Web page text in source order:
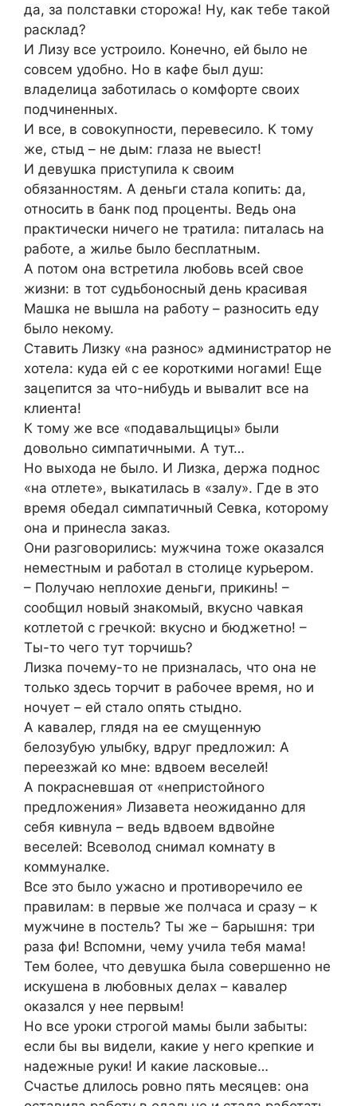
да, за полставки сторожа! Ну, как тебе такой
расклад?
И Лизу все устроило. Конечно, ей было не
совсем удобно. Но в кафе был душ:
владелица заботилась о комфорте своих
подчиненных.
И все, в совокупности, перевесило. К тому
же, стыд – не дым: глаза не выест!
И девушка приступила к своим
обязанностям. А деньги стала копить: да,
относить в банк под проценты. Ведь она
практически ничего не тратила: питалась на
работе, а жилье было бесплатным.
А потом она встретила любовь всей свое
жизни: в тот судьбоносный день красивая
Машка не вышла на работу – разносить еду
было некому.
Ставить Лизку «на разнос» администратор не
хотела: куда ей с ее короткими ногами! Еще
зацепится за что-нибудь и вывалит все на
клиента!
К тому же все «подавальщицы» были
довольно симпатичными. А тут…
Но выхода не было. И Лизка, держа поднос
«на отлете», выкатилась в «залу». Где в это
время обедал симпатичный Севка, которому
она и принесла заказ.
Они разговорились: мужчина тоже оказался
неместным и работал в столице курьером.
– Получаю неплохие деньги, прикинь! –
сообщил новый знакомый, вкусно чавкая
котлетой с гречкой: вкусно и бюджетно! –
Ты-то чего тут торчишь?
Лизка почему-то не призналась, что она не
только здесь торчит в рабочее время, но и
ночует – ей стало опять стыдно.
А кавалер, глядя на ее смущенную
белозубую улыбку, вдруг предложил: А
переезжай ко мне: вдвоем веселей!
А покрасневшая от «непристойного
предложения» Лизавета неожиданно для
себя кивнула – ведь вдвоем вдвойне
веселей: Всеволод снимал комнату в
коммуналке.
Все это было ужасно и противоречило ее
правилам: в первые же полчаса и сразу – к
мужчине в постель? Ты же – барышня: три
раза фи! Вспомни, чему учила тебя мама!
Тем более, что девушка была совершенно не
искушена в любовных делах – кавалер
оказался у нее первым!
Но все уроки строгой мамы были забыты:
если бы вы видели, какие у него крепкие и
надежные руки! И какие ласковые…
Счастье длилось ровно пять месяцев: она